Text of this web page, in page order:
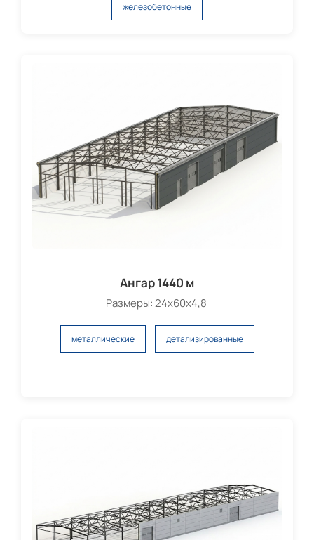
железобетонные
Ангар 1440 м
Размеры: 24х60х4,8
металлические детализированные